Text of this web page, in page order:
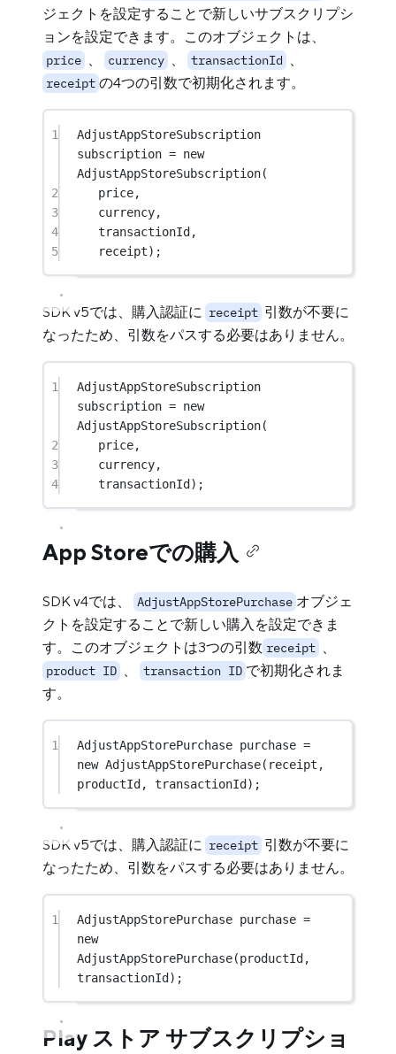
ジェクトを設定することで新しいサブスクリプシ
ョンを設定できます。このオブジェクトは、
price 、 currency 、 transactionId 、
receipt の4つの引数で初期化されます。
1
AdjustAppStoreSubscription
subscription = new
AdjustAppStoreSubscription(
2
price,
3
currency,
4
transactionId,
5
receipt);
SDK v5では、購入認証に receipt 引数が不要に
なったため、引数をパスする必要はありません。
1
AdjustAppStoreSubscription
subscription = new
AdjustAppStoreSubscription(
2
price,
3
currency,
4
transactionId);
App Storeでの購入
SDK v4では、 AdjustAppStorePurchase オブジェ
クトを設定することで新しい購入を設定できま
す。このオブジェクトは3つの引数 receipt 、
product ID 、 transaction ID で初期化されま
す。
1 AdjustAppStorePurchase purchase =
new AdjustAppStorePurchase(receipt,
productId, transactionId);
SDK v5では、購入認証に receipt 引数が不要に
なったため、引数をパスする必要はありません。
1 AdjustAppStorePurchase purchase =
new
AdjustAppStorePurchase(productId,
transactionId);
Play ストア サブスクリプショ